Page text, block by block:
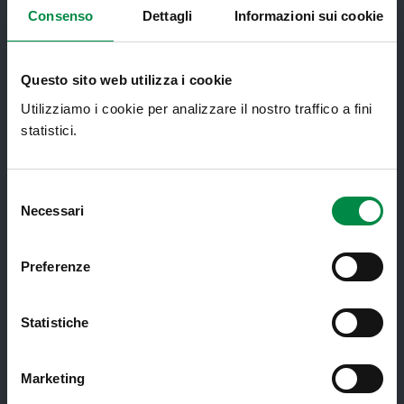
Consenso Dettagli Informazioni sui cookie
Questo sito web utilizza i cookie
Utilizziamo i cookie per analizzare il nostro traffico a fini
statistici.
delNecessari
Preferenze
Statistiche
Marketing
Ambulatori di Continuità Assistenziale
e CAU
Assistenza sanitaria transfrontaliera
Consultorio Familiare
Lauree Professioni Sanitarie
Punto Unico di Accesso integrato
sanitario e sociale (PUA)
Ritiro Referti